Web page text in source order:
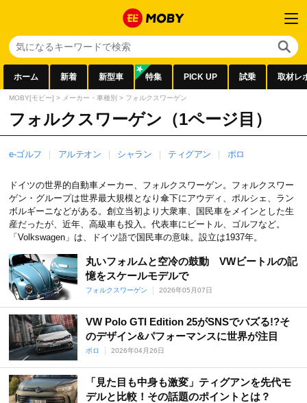
ホーム 新着 新型車 特集 PICK UP 試乗 取材レ
MOBY[モビー] > メーカー・車種別 > フォルクスワーゲン
フォルクスワーゲン（1ページ目）
e-ゴルフ アルテオン シャラン ティグアン ポロ
ドイツの世界的自動車メーカー、フォルクスワーゲン。フォルクスワー
ゲン・グループは世界最大規模となり傘下にアウディ、ポルシェ、ラン
ボルギーニなどがある。創立当初より大衆車、国民車をメインとした生
産だったが、近年、高級車も投入。代表車にビートル、ゴルフなど。
「Volkswagen」は、ドイツ語で国民車の意味。設立は1937年。
丸いフォルムと空冷の鼓動 VWビートルの記
憶をスケールモデルで
フォルクスワーゲン 2026年05月07日
VW Polo GTI Edition 25がSNSでバズる!?そ
のデザイン&パフォーマンスに世界が注目
ポロ 2026年04月26日
「見た目も中身も激変」ティグアンを先代モ
デルと比較！その話題のポイントとは？